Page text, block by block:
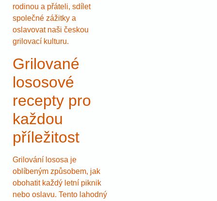
rodinou a přáteli, sdílet
společné zážitky a
oslavovat naši českou
grilovací kulturu.
Grilované
lososové
recepty pro
každou
příležitost
Grilování lososa je
oblíbeným způsobem, jak
obohatit každý letní piknik
nebo oslavu. Tento lahodný